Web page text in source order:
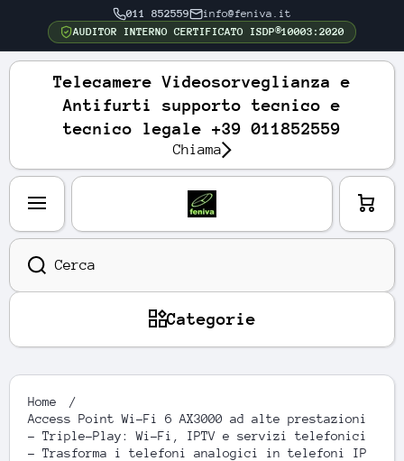
VAI DIRETTAMENTE AI CONTENUTI
011 852559
info@feniva.it
AUDITOR INTERNO CERTIFICATO ISDP®10003:2020
Telecamere Videosorveglianza e
Antifurti supporto tecnico e
tecnico legale +39 011852559
Chiama
Cerca
Carre
llo
Categorie
Home
Access Point Wi-Fi 6 AX3000 ad alte prestazioni
- Triple-Play: Wi-Fi, IPTV e servizi telefonici
- Trasforma i telefoni analogici in telefoni IP